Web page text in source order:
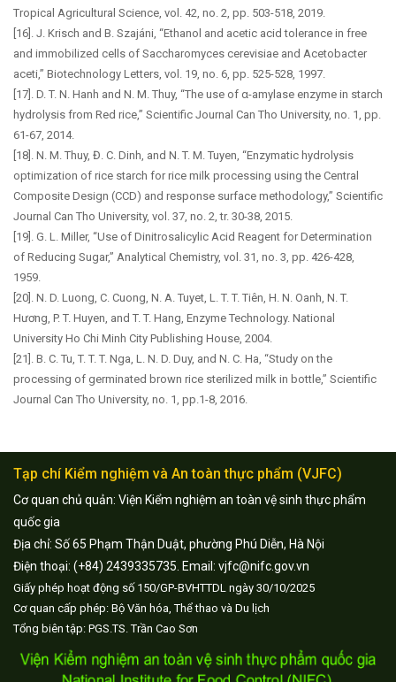
Tropical Agricultural Science, vol. 42, no. 2, pp. 503-518, 2019.
[16]. J. Krisch and B. Szajáni, “Ethanol and acetic acid tolerance in free
and immobilized cells of Saccharomyces cerevisiae and Acetobacter
aceti,” Biotechnology Letters, vol. 19, no. 6, pp. 525-528, 1997.
[17]. D. T. N. Hanh and N. M. Thuy, “The use of α-amylase enzyme in starch
hydrolysis from Red rice,” Scientific Journal Can Tho University, no. 1, pp.
61-67, 2014.
[18]. N. M. Thuy, Đ. C. Dinh, and N. T. M. Tuyen, “Enzymatic hydrolysis
optimization of rice starch for rice milk processing using the Central
Composite Design (CCD) and response surface methodology,” Scientific
Journal Can Tho University, vol. 37, no. 2, tr. 30-38, 2015.
[19]. G. L. Miller, “Use of Dinitrosalicylic Acid Reagent for Determination
of Reducing Sugar,” Analytical Chemistry, vol. 31, no. 3, pp. 426-428,
1959.
[20]. N. D. Luong, C. Cuong, N. A. Tuyet, L. T. T. Tiên, H. N. Oanh, N. T.
Hương, P. T. Huyen, and T. T. Hang, Enzyme Technology. National
University Ho Chi Minh City Publishing House, 2004.
[21]. B. C. Tu, T. T. T. Nga, L. N. D. Duy, and N. C. Ha, “Study on the
processing of germinated brown rice sterilized milk in bottle,” Scientific
Journal Can Tho University, no. 1, pp.1-8, 2016.
Tạp chí Kiểm nghiệm và An toàn thực phẩm (VJFC)
Cơ quan chủ quản: Viện Kiểm nghiệm an toàn vệ sinh thực phẩm
quốc gia
Địa chỉ: Số 65 Phạm Thận Duật, phường Phú Diễn, Hà Nội
Điện thoại: (+84) 2439335735. Email: vjfc@nifc.gov.vn
Giấy phép hoạt động số 150/GP-BVHTTDL ngày 30/10/2025
Cơ quan cấp phép: Bộ Văn hóa, Thể thao và Du lịch
Tổng biên tập: PGS.TS. Trần Cao Sơn